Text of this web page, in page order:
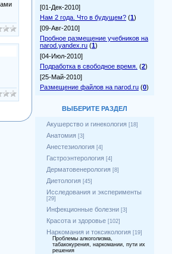
[01-Дек-2010]
Нам 2 года. Что в будущем? (1)
[09-Авг-2010]
Пробное размещение учебников на
narod.yandex.ru (1)
[04-Июл-2010]
Подработка в свободное время. (2)
[25-Май-2010]
Размещение файлов на narod.ru (0)
ВЫБЕРИТЕ РАЗДЕЛ
Акушерство и гинекология [18]
Анатомия [3]
Анестезиология [4]
Гастроэнтерология [4]
Дерматовенерология [8]
Диетология [45]
Исследования и эксперименты
[29]
Инфекционные болезни [3]
Красота и здоровье [102]
Наркомания и токсикология [19]
Проблемы алкоголизма,
табакокурения, наркомании, пути их
решения